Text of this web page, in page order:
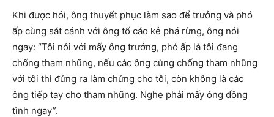
Khi được hỏi, ông thuyết phục làm sao để trưởng và phó
ấp cùng sát cánh với ông tố cáo kẻ phá rừng, ông nói
ngay: “Tôi nói với mấy ông trưởng, phó ấp là tôi đang
chống tham nhũng, nếu các ông cùng chống tham nhũng
với tôi thì đứng ra làm chứng cho tôi, còn không là các
ông tiếp tay cho tham nhũng. Nghe phải mấy ông đồng
tình ngay”.